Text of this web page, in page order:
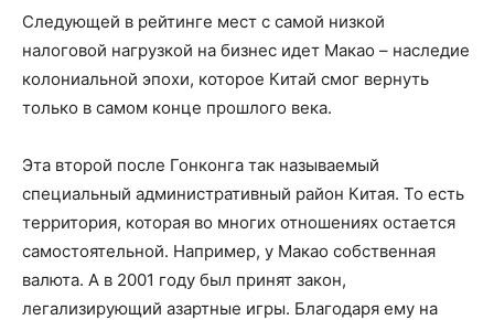
Следующей в рейтинге мест с самой низкой
налоговой нагрузкой на бизнес идет Макао – наследие
колониальной эпохи, которое Китай смог вернуть
только в самом конце прошлого века.
Эта второй после Гонконга так называемый
специальный административный район Китая. То есть
территория, которая во многих отношениях остается
самостоятельной. Например, у Макао собственная
валюта. А в 2001 году был принят закон,
легализирующий азартные игры. Благодаря ему на